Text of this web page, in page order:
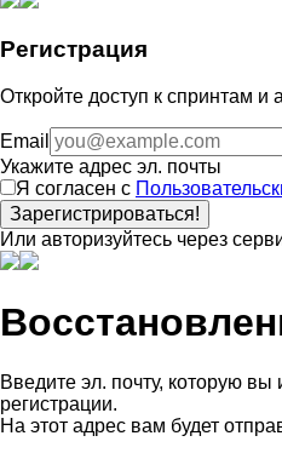
Регистрация
Откройте доступ к спринтам и
Email
Укажите адрес эл. почты
Я согласен с
Зарегистрироваться!
Или авторизуйтесь через
Введите эл. почту, которую вы
регистрации.
На этот адрес вам будет